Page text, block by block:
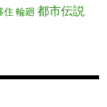
住 輪廻 都市伝説